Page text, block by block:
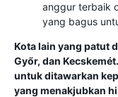
anggur terbaik
yang bagus
Kota lain yang patut
Győr, dan
untuk ditawarkan
yang menakjubkan